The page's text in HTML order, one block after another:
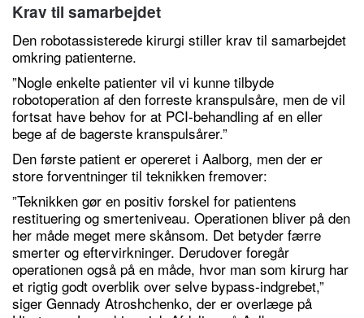
Krav til samarbejdet
Den robotassisterede kirurgi stiller krav til samarbejdet
omkring patienterne.
”Nogle enkelte patienter vil vi kunne tilbyde
robotoperation af den forreste kranspulsåre, men de vil
fortsat have behov for at PCI-behandling af en eller
bege af de bagerste kranspulsårer.”
Den første patient er opereret i Aalborg, men der er
store forventninger til teknikken fremover:
”Teknikken gør en positiv forskel for patientens
restituering og smerteniveau. Operationen bliver på den
her måde meget mere skånsom. Det betyder færre
smerter og eftervirkninger. Derudover foregår
operationen også på en måde, hvor man som kirurg har
et rigtig godt overblik over selve bypass-indgrebet,”
siger Gennady Atroshchenko, der er overlæge på